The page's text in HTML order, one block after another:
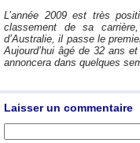
L’année 2009 est très
classement de sa
d’Australie, il passe le
Aujourd’hui âgé de 32 ans
annoncera dans quelques
Laisser un commentaire